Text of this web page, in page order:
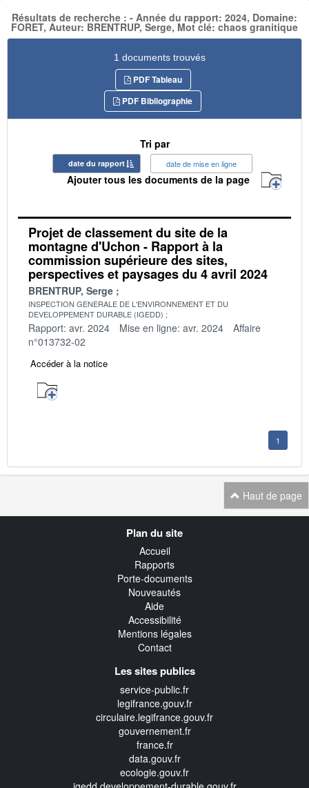
Résultats de recherche : - Année du rapport: 2024, Domaine:
FORET, Auteur: BRENTRUP, Serge, Mot clé: chaos granitique
1 documents trouvés
PDF Tableau
PDF Bibliographie
Tri par
date du rapport date de mise en ligne
Ajouter tous les documents de la page
Projet de classement du site de la
montagne d'Uchon - Rapport à la
commission supérieure des sites,
perspectives et paysages du 4 avril 2024
BRENTRUP, Serge
INSPECTION GENERALE DE L'ENVIRONNEMENT ET DU
DEVELOPPEMENT DURABLE (IGEDD)
Rapport: avr. 2024 Mise en ligne: avr. 2024
Affaire
n°013732-02
Accéder à la notice
1
Haut de page
Plan du site
Accueil
Rapports
Porte-documents
Nouveautés
Aide
Accessibilité
Mentions légales
Contact
Les sites publics
service-public.fr
legifrance.gouv.fr
circulaire.legifrance.gouv.fr
gouvernement.fr
france.fr
data.gouv.fr
ecologie.gouv.fr